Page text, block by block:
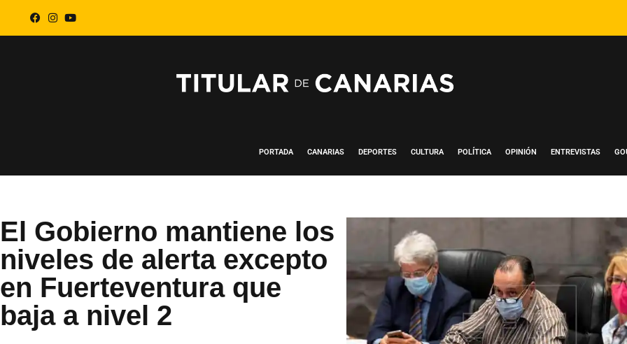
PORTADA CANARIAS DEPORTES CULTURA POLÍTICA OPINIÓN ENTREVISTAS
El Gobierno mantiene los
niveles de alerta excepto
en Fuerteventura que
baja a nivel 2